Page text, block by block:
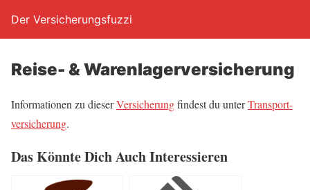
Der Versicherungsfuzzi
Rei­se- & Warenlagerversicherung
Infor­ma­tio­nen zu die­serVer­si­che­rungfin­dest du unterTrans­port­
ver­si­che­rung.
Das Könn­te Dich Auch Interessieren